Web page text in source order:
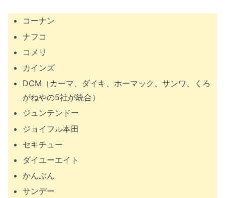
コーナン
ナフコ
コメリ
カインズ
DCM（カーマ、ダイキ、ホーマック、サンワ、くろ
がねやの5社が統合）
ジュンテンドー
ジョイフル本田
セキチュー
ダイユーエイト
かんぶん
サンデー